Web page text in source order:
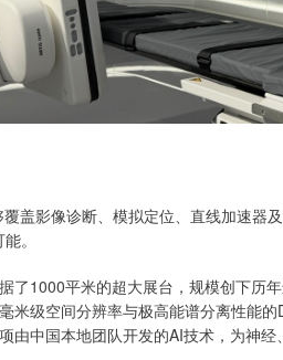
盖影像诊断、模拟定位、直线加速器
。
了1000平米的超大展台，规模创下历
米级空间分辨率与极高能谱分离性能
由中国本地团队开发的AI技术，为神经